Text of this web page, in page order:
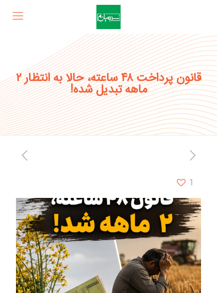
قانون پرداخت ۴۸ ساعته، حالا به انتظار ۲
ماهه تبدیل شده!
1